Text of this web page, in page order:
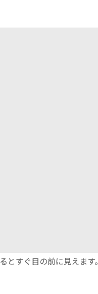
すぐ目の前に見えます。